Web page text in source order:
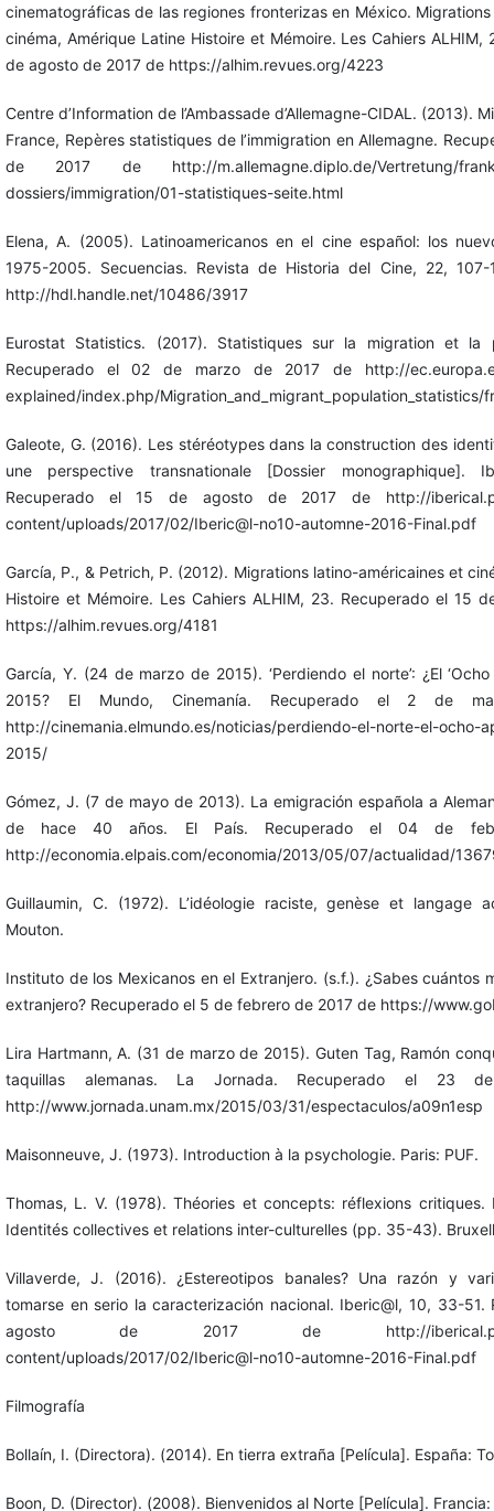
cinematográficas de las regiones fronterizas en México.
cinéma, Amérique Latine Histoire et Mémoire. Les Cahiers ALHIM,
de agosto de 2017 de https://alhim.revues.org/4223
Centre d’Information de l’Ambassade d’Allemagne-CIDAL. (2013).
France, Repères statistiques de l’immigration en Allemagne.
de 2017 de http://m.allemagne.diplo.de/Vertretung/
dossiers/immigration/01-statistiques-seite.html
Elena, A. (2005). Latinoamericanos en el cine español: los
1975-2005. Secuencias. Revista de Historia del Cine, 22,
http://hdl.handle.net/10486/3917
Eurostat Statistics. (2017). Statistiques sur la migration et la
Recuperado el 02 de marzo de 2017 de http://
explained/index.php/Migration_and_migrant_population_statistics/fr
Galeote, G. (2016). Les stéréotypes dans la construction des
une perspective transnationale [Dossier monographique].
Recuperado el 15 de agosto de 2017 de http://
content/uploads/2017/02/Iberic@l-no10-automne-2016-Final.pdf
García, P., & Petrich, P. (2012). Migrations latino-américaines et
Histoire et Mémoire. Les Cahiers ALHIM, 23. Recuperado el 15
https://alhim.revues.org/4181
García, Y. (24 de marzo de 2015). ‘Perdiendo el norte’: ¿El
2015? El Mundo, Cinemanía. Recuperado el 2 de
http://cinemania.elmundo.es/noticias/perdiendo-el-norte-el-ocho-
2015/
Gómez, J. (7 de mayo de 2013). La emigración española a
de hace 40 años. El País. Recuperado el 04 de
http://economia.elpais.com/economia/2013/05/07/actualidad/
Guillaumin, C. (1972). L’idéologie raciste, genèse et langage
Mouton.
Instituto de los Mexicanos en el Extranjero. (s.f.). ¿Sabes cuántos
extranjero? Recuperado el 5 de febrero de 2017 de https://
Lira Hartmann, A. (31 de marzo de 2015). Guten Tag, Ramón
taquillas alemanas. La Jornada. Recuperado el 23
http://www.jornada.unam.mx/2015/03/31/espectaculos/a09n1esp
Maisonneuve, J. (1973). Introduction à la psychologie. Paris: PUF.
Thomas, L. V. (1978). Théories et concepts: réflexions critiques.
Identités collectives et relations inter-culturelles (pp. 35-43).
Villaverde, J. (2016). ¿Estereotipos banales? Una razón y
tomarse en serio la caracterización nacional. Iberic@l, 10, 33-51.
agosto de 2017 de http://iberical.paris-
content/uploads/2017/02/Iberic@l-no10-automne-2016-Final.pdf
Filmografía
Bollaín, I. (Directora). (2014). En tierra extraña [Película]. España:
Boon, D. (Director). (2008). Bienvenidos al Norte [Película].